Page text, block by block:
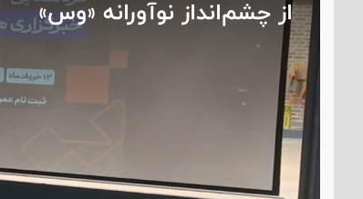
از چشم‌انداز نوآورانه «وس»